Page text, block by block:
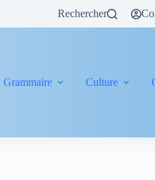
Rechercher
Grammaire Culture